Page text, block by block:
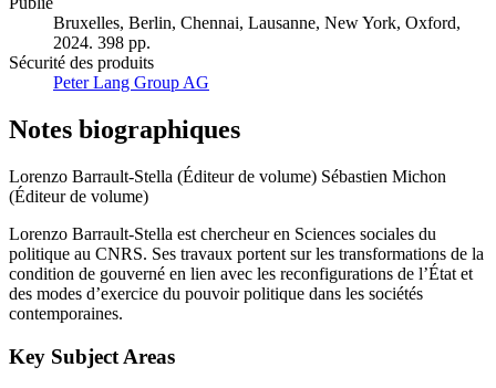
Bruxelles, Berlin, Chennai, Lausanne, New York, Oxford,
2024. 398 pp.
Sécurité des produits
Peter Lang Group AG
Notes biographiques
Lorenzo Barrault-Stella (Éditeur de volume) Sébastien Michon
(Éditeur de volume)
Lorenzo Barrault-Stella est chercheur en Sciences sociales du
politique au CNRS. Ses travaux portent sur les transformations de la
condition de gouverné en lien avec les reconfigurations de l’État et
des modes d’exercice du pouvoir politique dans les sociétés
contemporaines.
Key Subject Areas